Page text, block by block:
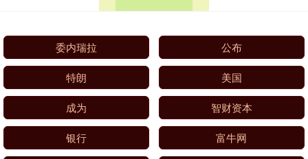
委内瑞拉 公布
特朗 美国
成为 智财资本
银行 富牛网